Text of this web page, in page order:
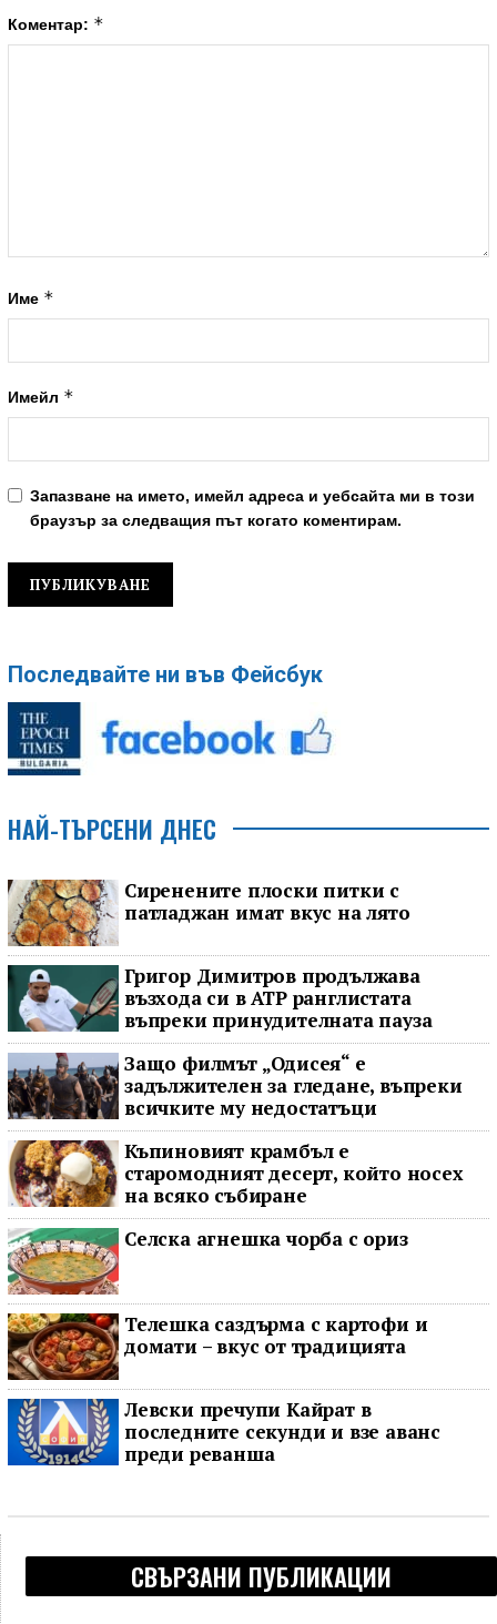
Коментар: *
Име *
Имейл *
Запазване на името, имейл адреса и уебсайта ми в този
браузър за следващия път когато коментирам.
Последвайте ни във Фейсбук
НАЙ-ТЪРСЕНИ ДНЕС
Сиренените плоски питки с
патладжан имат вкус на лято
Григор Димитров продължава
възхода си в ATP ранглистата
въпреки принудителната пауза
Защо филмът „Одисея“ е
задължителен за гледане, въпреки
всичките му недостатъци
Къпиновият крамбъл е
старомодният десерт, който носех
на всяко събиране
Селска агнешка чорба с ориз
Телешка саздърма с картофи и
домати – вкус от традицията
Левски пречупи Кайрат в
последните секунди и взе аванс
преди реванша
СВЪРЗАНИ ПУБЛИКАЦИИ